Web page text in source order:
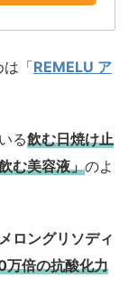
は「REMELU ア
る飲む日焼け止
む美容液」のよ
ロングリソディ
万倍の抗酸化力